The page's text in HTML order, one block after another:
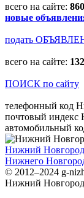
всего на сайте: 860
новые
подать
всего на сайте:
ПОИСК по сайту
телефонный код
почтовый
автомобильный
Нижний Новгород
Нижнего
© 2012–2024 g-
Нижний